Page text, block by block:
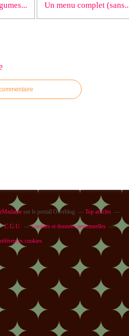
Un menu complet
sur le portail Overblog Top articles
C.G.U. Cookies et données personnelles
cookies